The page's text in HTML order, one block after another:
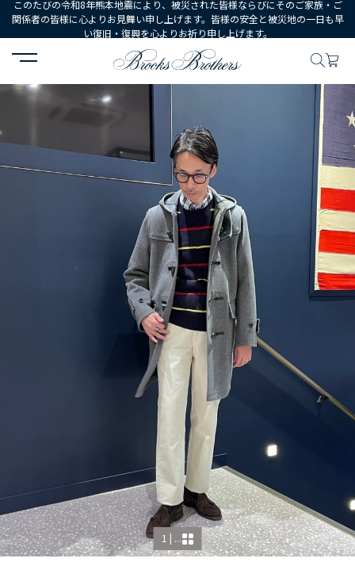
このたびの令和8年熊本地震により、被災された皆様ならびにそのご家族・ご
関係者の皆様に心よりお見舞い申し上げます。皆様の安全と被災地の一日も早
い復旧・復興を心よりお祈り申し上げます。
HOME コーディネート コーディネート詳細
1 | ...